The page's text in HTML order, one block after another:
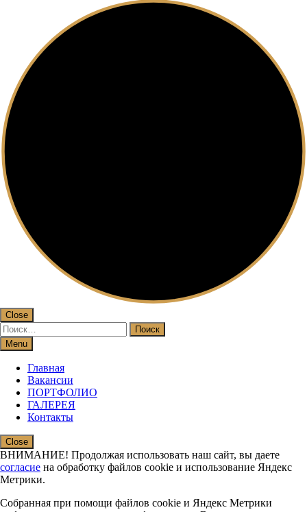
Close
Найти:
Menu
Главная
Вакансии
ПОРТФОЛИО
ГАЛЕРЕЯ
Контакты
Close
ВНИМАНИЕ! Продолжая использовать наш сайт, вы даете
согласие на обработку файлов cookie и использование Яндекс
Метрики.
Собранная при помощи файлов cookie и Яндекс Метрики